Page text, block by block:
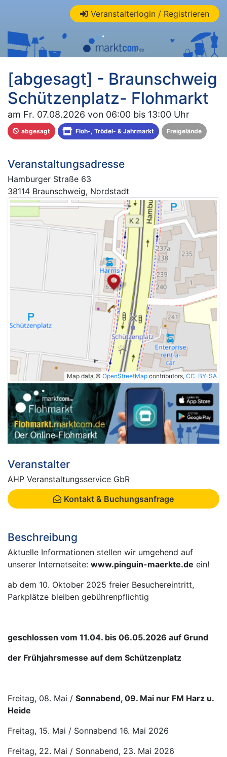
Veranstalterlogin / Registrieren
[abgesagt] - Braunschweig
Schützenplatz- Flohmarkt
am Fr. 07.08.2026 von 06:00 bis 13:00 Uhr
abgesagt Floh-, Trödel- & Jahrmarkt Freigelände
Veranstaltungsadresse
Hamburger Straße 63
38114 Braunschweig, Nordstadt
Map data © OpenStreetMap contributors, CC-BY-SA
Veranstalter
AHP Veranstaltungsservice GbR
Kontakt & Buchungsanfrage
Beschreibung
Aktuelle Informationen stellen wir umgehend auf
unserer Internetseite: www.pinguin-maerkte.de ein!
ab dem 10. Oktober 2025 freier Besuchereintritt,
Parkplätze bleiben gebührenpflichtig
geschlossen vom 11.04. bis 06.05.2026 auf Grund
der Frühjahrsmesse auf dem Schützenplatz
Freitag, 08. Mai / Sonnabend, 09. Mai nur FM Harz u.
Heide
Freitag, 15. Mai / Sonnabend 16. Mai 2026
Freitag, 22. Mai / Sonnabend, 23. Mai 2026